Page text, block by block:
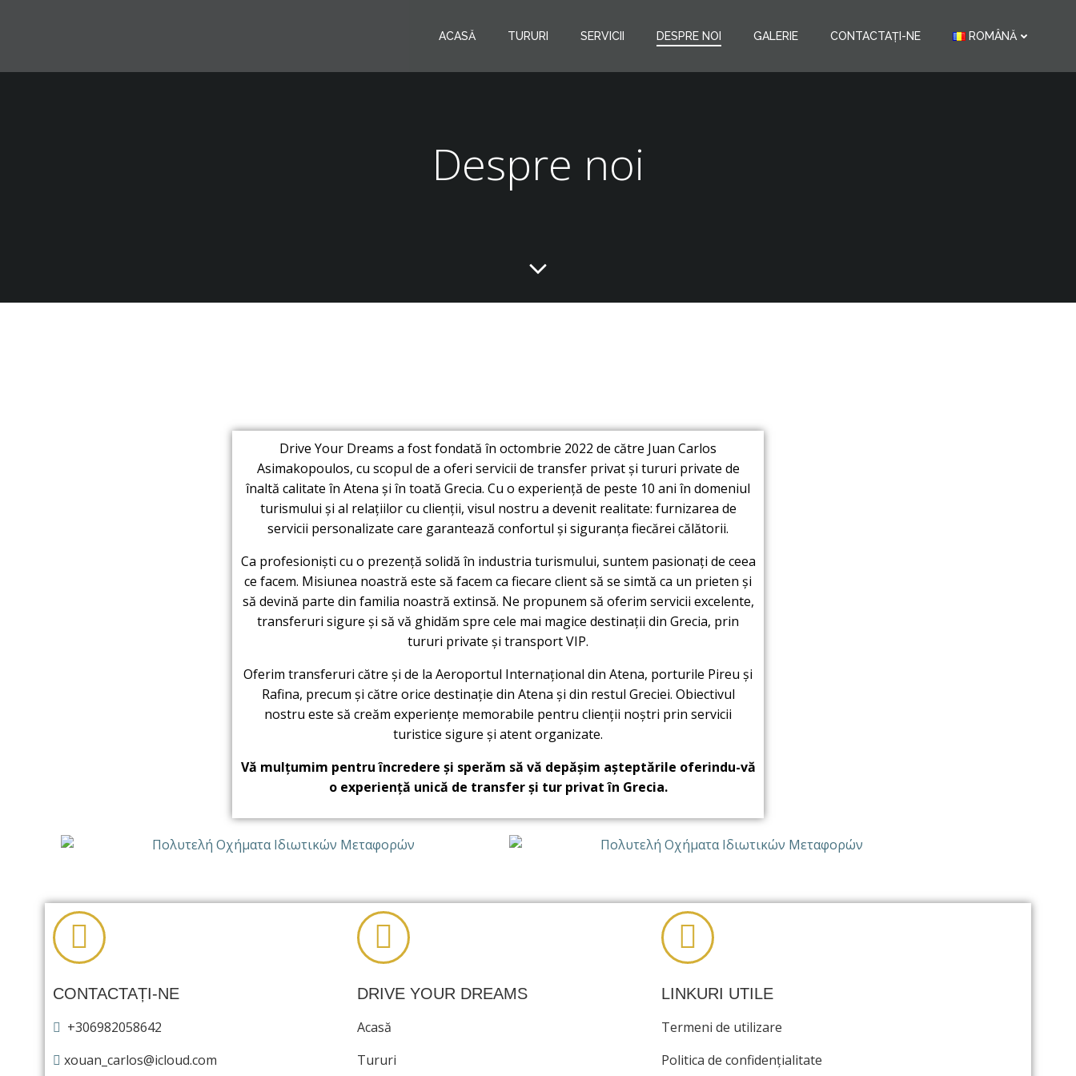
ACASĂ TURURI SERVICII DESPRE NOI GALERIE CONTACTAȚI-NE ROMÂNĂ
Despre noi
Drive Your Dreams a fost fondată în octombrie 2022 de către Juan Carlos
Asimakopoulos, cu scopul de a oferi servicii de transfer privat și tururi private de
înaltă calitate în Atena și în toată Grecia. Cu o experiență de peste 10 ani în domeniul
turismului și al relațiilor cu clienții, visul nostru a devenit realitate: furnizarea de
servicii personalizate care garantează confortul și siguranța fiecărei călătorii.
Ca profesioniști cu o prezență solidă în industria turismului, suntem pasionați de ceea
ce facem. Misiunea noastră este să facem ca fiecare client să se simtă ca un prieten și
să devină parte din familia noastră extinsă. Ne propunem să oferim servicii excelente,
transferuri sigure și să vă ghidăm spre cele mai magice destinații din Grecia, prin
tururi private și transport VIP.
Oferim transferuri către și de la Aeroportul Internațional din Atena, porturile Pireu și
Rafina, precum și către orice destinație din Atena și din restul Greciei. Obiectivul
nostru este să creăm experiențe memorabile pentru clienții noștri prin servicii
turistice sigure și atent organizate.
Vă mulțumim pentru încredere și sperăm să vă depășim așteptările oferindu-vă
o experiență unică de transfer și tur privat în Grecia.
CONTACTAȚI-NE
+306982058642
xouan_carlos@icloud.com
DRIVE YOUR DREAMS
Acasă
Tururi
LINKURI UTILE
Termeni de utilizare
Politica de confidențialitate